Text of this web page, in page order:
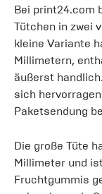
Bei print24.com
Tütchen in zwei
kleine Variante
Millimetern,
äußerst
sich
Paketsendung
Die große Tüte
Millimeter und
Fruchtgummis